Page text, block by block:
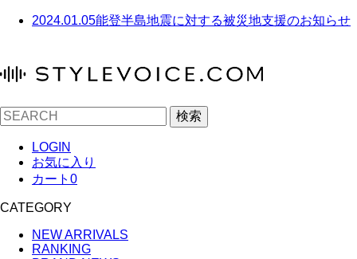
2024.01.05能登半島地震に対する被災地支援のお知らせ
検索
LOGIN
お気に入り
カート 0
CATEGORY
NEW ARRIVALS
RANKING